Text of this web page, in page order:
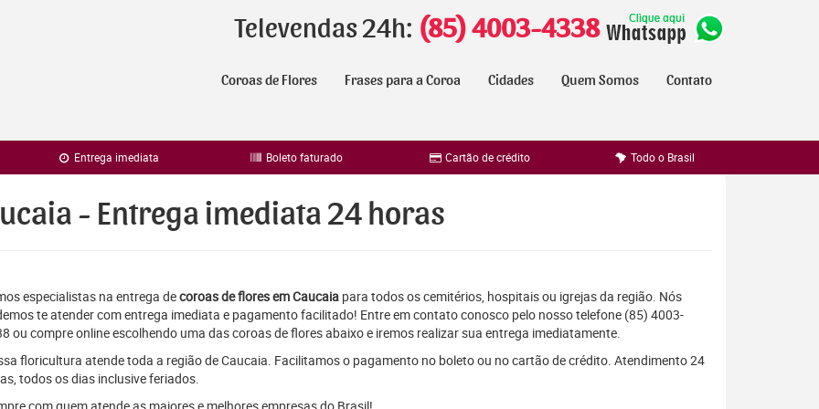
Televendas 24h: (85) 4003-4338
Coroas de Flores Frases para a Coroa Cidades Quem Somos Contato
Entrega imediata Boleto faturado Cartão de crédito Todo o Brasil
- Entrega imediata 24 horas
especialistas na entrega decoroas de flores em Caucaia para todos os cemitérios, hospitais ou igrejas da região. Nós
te atender com entrega imediata e pagamento facilitado! Entre em contato conosco pelo nosso telefone (85) 4003-
ou compre online escolhendo uma das coroas de flores abaixo e iremos realizar sua entrega imediatamente.
floricultura atende toda a região de Caucaia. Facilitamos o pagamento no boleto ou no cartão de crédito. Atendimento 24
todos os dias inclusive feriados.